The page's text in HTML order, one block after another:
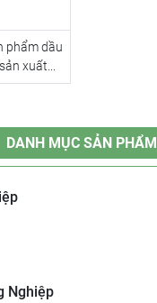
phẩm dầu
xuất...
DANH MỤC SẢN PHẨM
Nghiệp